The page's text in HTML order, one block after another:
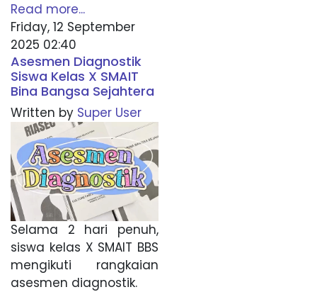
Read more...
Friday, 12 September
2025 02:40
Asesmen Diagnostik
Siswa Kelas X SMAIT
Bina Bangsa Sejahtera
Written by Super User
Selama 2 hari penuh,
siswa kelas X SMAIT BBS
mengikuti rangkaian
asesmen diagnostik.